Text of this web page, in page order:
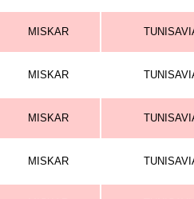
MISKAR
MISKAR
MISKAR
MISKAR